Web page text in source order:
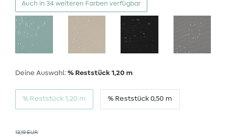
Auch in 34 weiteren Farben verfügbar
Deine Auswahl: % Reststück 1,20 m
% Reststück 1,20 m % Reststück 0,50 m
13,19 EUR